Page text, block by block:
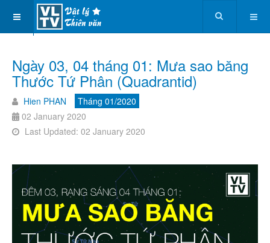
Ngày 03, 04 tháng 01: Mưa sao băng
Thước Tứ Phân (Quadrantid)
Hien PHAN
Tháng 01/2020
02 January 2020
Last Updated: 02 January 2020